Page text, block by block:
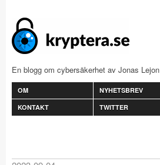
En blogg om cybersäkerhet av Jonas Lejon
OM
NYHETSBREV
KONTAKT
TWITTER